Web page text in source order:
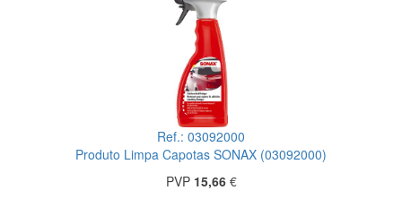
Ref.: 03092000
Produto Limpa Capotas SONAX (03092000)
PVP 15,66€